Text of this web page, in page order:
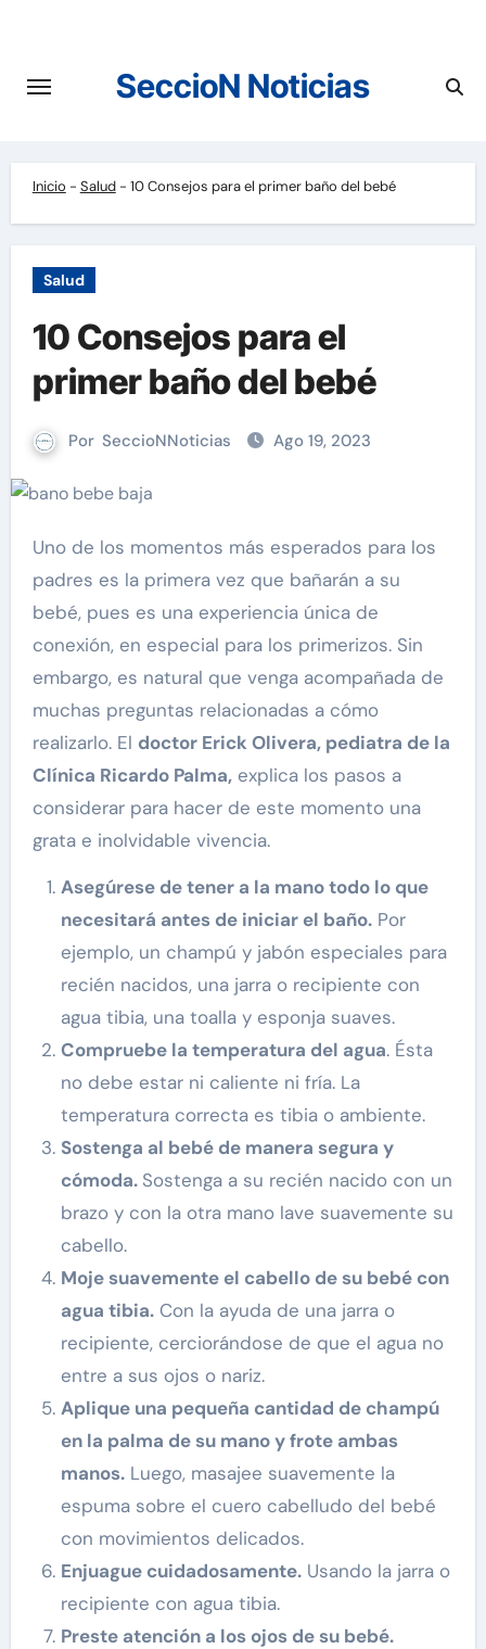
contenido
SeccioN Noticias
Inicio - Salud- 10 Consejos para el primer baño del bebé
Salud
10 Consejos para el
primer baño del bebé
Por SeccioNNoticias Ago 19, 2023
Uno de los momentos más esperados para los
padres es la primera vez que bañarán a su
bebé, pues es una experiencia única de
conexión, en especial para los primerizos. Sin
embargo, es natural que venga acompañada de
muchas preguntas relacionadas a cómo
realizarlo. El doctor Erick Olivera, pediatra de la
Clínica Ricardo Palma,explica los pasos a
considerar para hacer de este momento una
grata e inolvidable vivencia.
Asegúrese de tener a la mano todo lo que
necesitará antes de iniciar el baño.Por
ejemplo, un champú y jabón especiales para
recién nacidos, una jarra o recipiente con
agua tibia, una toalla y esponja suaves.
Compruebe la temperatura del agua. Ésta
no debe estar ni caliente ni fría. La
temperatura correcta es tibia o ambiente.
Sostenga al bebé de manera segura y
cómoda. Sostenga a su recién nacido con un
brazo y con la otra mano lave suavemente su
cabello.
Moje suavemente el cabello de su bebé con
agua tibia.Con la ayuda de una jarra o
recipiente, cerciorándose de que el agua no
entre a sus ojos o nariz.
Aplique una pequeña cantidad de champú
en la palma de su mano y frote ambas
manos.Luego, masajee suavemente la
espuma sobre el cuero cabelludo del bebé
con movimientos delicados.
Enjuague cuidadosamente.Usando la jarra o
recipiente con agua tibia.
Preste atención a los ojos de su bebé.